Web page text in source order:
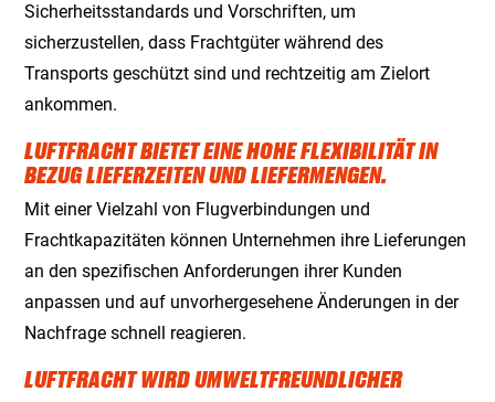
Sicherheitsstandards und Vorschriften, um
sicherzustellen, dass Frachtgüter während des
Transports geschützt sind und rechtzeitig am Zielort
ankommen.
LUFTFRACHT BIETET EINE HOHE FLEXIBILITÄT IN
BEZUG LIEFERZEITEN UND LIEFERMENGEN.
Mit einer Vielzahl von Flugverbindungen und
Frachtkapazitäten können Unternehmen ihre Lieferungen
an den spezifischen Anforderungen ihrer Kunden
anpassen und auf unvorhergesehene Änderungen in der
Nachfrage schnell reagieren.
LUFTFRACHT WIRD UMWELTFREUNDLICHER